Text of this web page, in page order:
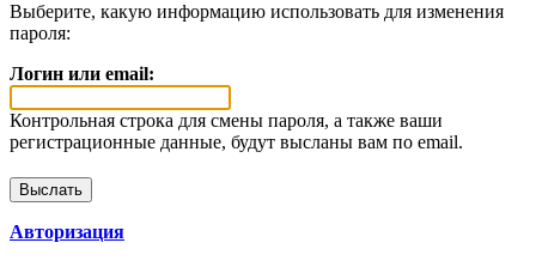
Выберите, какую информацию использовать для изменения
пароля:
Логин или email:
Контрольная строка для смены пароля, а также ваши
регистрационные данные, будут высланы вам по email.
Авторизация